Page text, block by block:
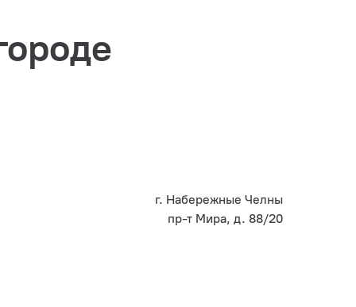
г. Набережные Челны
пр-т Мира, д. 88/20